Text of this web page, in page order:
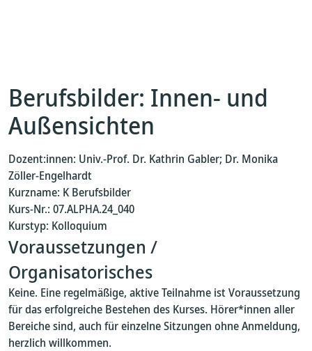
Berufsbilder: Innen- und
Außensichten
Dozent:innen: Univ.-Prof. Dr. Kathrin Gabler; Dr. Monika
Zöller-Engelhardt
Kurzname: K Berufsbilder
Kurs-Nr.: 07.ALPHA.24_040
Kurstyp: Kolloquium
Voraussetzungen /
Organisatorisches
Keine. Eine regelmäßige, aktive Teilnahme ist Voraussetzung
für das erfolgreiche Bestehen des Kurses. Hörer*innen aller
Bereiche sind, auch für einzelne Sitzungen ohne Anmeldung,
herzlich willkommen.